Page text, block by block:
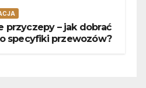
przyczepy – jak dobrać
specyfiki przewozów?